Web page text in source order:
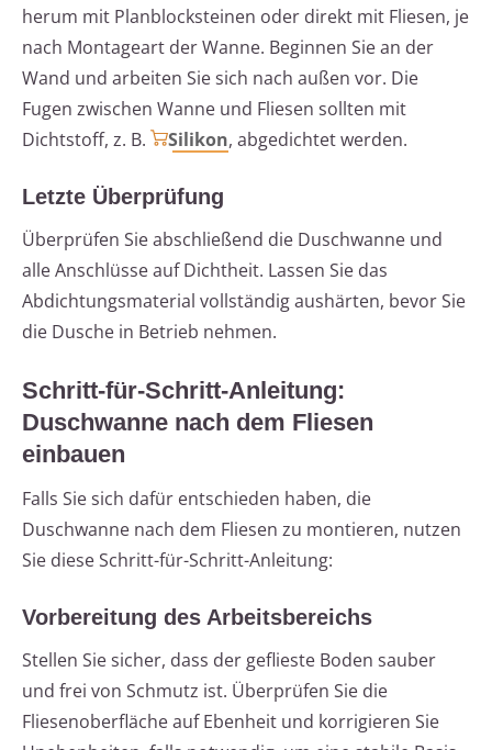
herum mit Planblocksteinen oder direkt mit Fliesen, je
nach Montageart der Wanne. Beginnen Sie an der
Wand und arbeiten Sie sich nach außen vor. Die
Fugen zwischen Wanne und Fliesen sollten mit
Dichtstoff, z. B.
Silikon, abgedichtet werden.
Letzte Überprüfung
Überprüfen Sie abschließend die Duschwanne und
alle Anschlüsse auf Dichtheit. Lassen Sie das
Abdichtungsmaterial vollständig aushärten, bevor Sie
die Dusche in Betrieb nehmen.
Schritt-für-Schritt-Anleitung:
Duschwanne nach dem Fliesen
einbauen
Falls Sie sich dafür entschieden haben, die
Duschwanne nach dem Fliesen zu montieren, nutzen
Sie diese Schritt-für-Schritt-Anleitung:
Vorbereitung des Arbeitsbereichs
Stellen Sie sicher, dass der geflieste Boden sauber
und frei von Schmutz ist. Überprüfen Sie die
Fliesenoberfläche auf Ebenheit und korrigieren Sie